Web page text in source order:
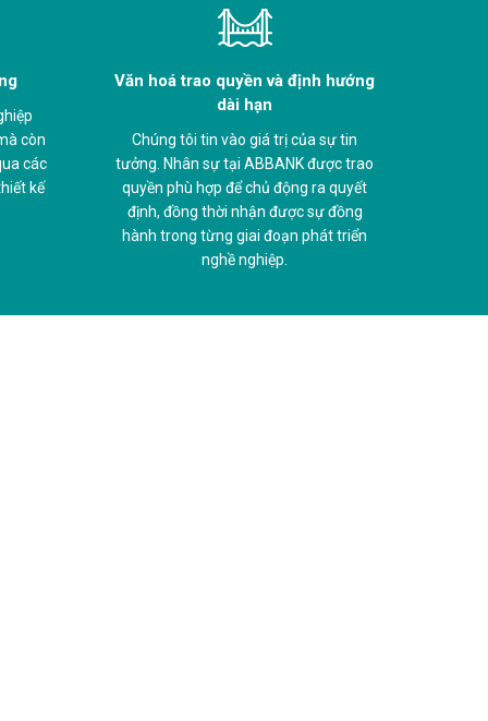
còn
các
kế
Văn hoá trao quyền và định hướng
dài hạn
Chúng tôi tin vào giá trị của sự tin
tưởng. Nhân sự tại ABBANK được trao
quyền phù hợp để chủ động ra quyết
định, đồng thời nhận được sự đồng
hành trong từng giai đoạn phát triển
nghề nghiệp.